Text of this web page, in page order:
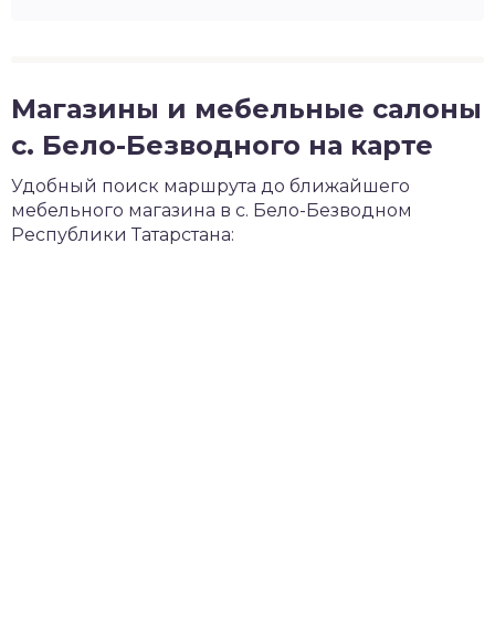
Магазины и мебельные салоны
с. Бело-Безводного на карте
Удобный поиск маршрута до ближайшего
мебельного магазина в с. Бело-Безводном
Республики Татарстана: